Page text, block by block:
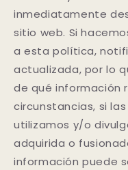
inmediatamente
sitio web. Si
a esta política,
actualizada, por lo
de qué información
circunstancias, si
utilizamos y/o
adquirida o
información puede